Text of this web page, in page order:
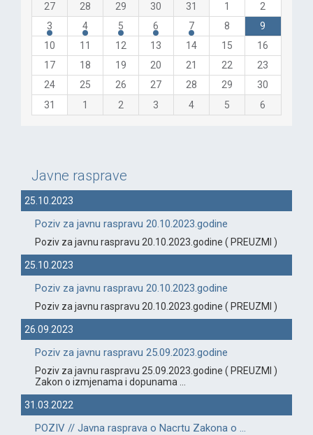
27 28 29 30 31 1
2
3
4 5 6 7 8
9
10
11 12 13 14 15
16
17
18 19 20 21 22
23
24
25 26 27 28 29
30
31
1 2 3 4 5 6
Javne rasprave
25.10.2023
Poziv za javnu raspravu 20.10.2023.godine
Poziv za javnu raspravu 20.10.2023.godine ( PREUZMI )
25.10.2023
Poziv za javnu raspravu 20.10.2023.godine
Poziv za javnu raspravu 20.10.2023.godine ( PREUZMI )
26.09.2023
Poziv za javnu raspravu 25.09.2023.godine
Poziv za javnu raspravu 25.09.2023.godine ( PREUZMI )
Zakon o izmjenama i dopunama ...
31.03.2022
POZIV // Javna rasprava o Nacrtu Zakona o ...